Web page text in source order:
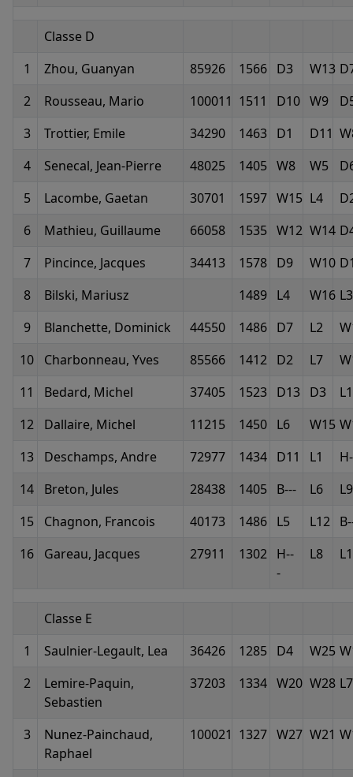
Classe D
1
Zhou, Guanyan 85926 1566 D3 W13
2
Rousseau, Mario 100011 1511 D10 W9
3
Trottier, Emile 34290 1463 D1 D11
4
Senecal, Jean-Pierre 48025 1405 W8 W5
5
Lacombe, Gaetan 30701 1597 W15 L4
6
Mathieu, Guillaume 66058 1535 W12 W14
7
Pincince, Jacques 34413 1578 D9 W10
8
Bilski, Mariusz 1489 L4 W16 L3
9
Blanchette, Dominick 44550 1486 D7 L2
10
Charbonneau, Yves 85566 1412 D2 L7
11
Bedard, Michel 37405 1523 D13 D3
12
Dallaire, Michel 11215 1450 L6 W15
13
Deschamps, Andre 72977 1434 D11 L1
14
Breton, Jules 28438 1405 B--- L6
L9
15
Chagnon, Francois 40173 1486 L5 L12
16
Gareau, Jacques 27911 1302 H--
-
L8
Classe E
1
Saulnier-Legault, Lea 36426 1285 D4 W25
2
Lemire-Paquin,
Sebastien
37203 1334 W20 W28 L7
3
Nunez-Painchaud,
Raphael
100021 1327 W27 W21